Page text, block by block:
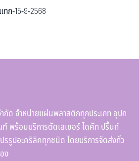
ก-15-9-2568
ด จำหน่ายแผ่นพลาสติกทุกประเภท อุปก
พร้อมบริการตัดเลเซอร์ ไดคัท ปริ้นท์
รรูปอะคริลิคทุกชนิด โดยบริการจัดส่งทั่ว
ง